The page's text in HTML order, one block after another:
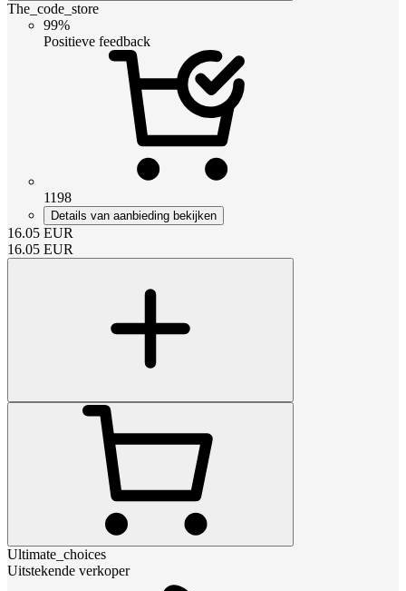
The_code_store
99%
Positieve feedback
1198
Details van aanbieding bekijken
16.05 EUR
16.05 EUR
Ultimate_choices
Uitstekende verkoper